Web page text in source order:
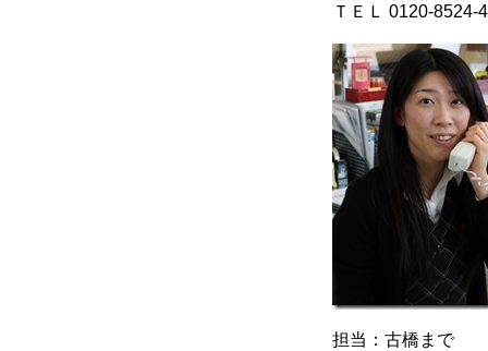
ＴＥＬ 0120-8524-
担当：古橋まで